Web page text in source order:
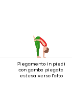
Piegamento in piedi
con gamba piegata
estesa verso l'alto